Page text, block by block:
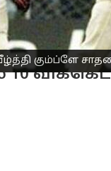
கும்ப்ளே
விக்கெட்